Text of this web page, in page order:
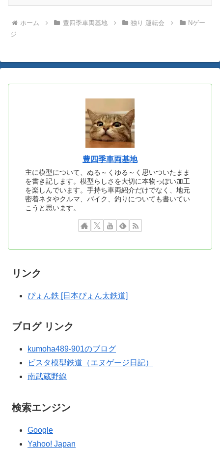
ホーム 豊四季車両基地 独り 運転会
Nゲー
ジ
豊四季車両基地
主に模型について、ぬる～くゆる～く思いついたまま
を書き記します。模型らしさを大切に本物っぽい加工
を楽しんでいます。手持ち車両紹介だけでなく、地元
密着ネタやクルマ、バイク、釣りについても書いてい
こうと思います。
リンク
ぴょん鉄 [日本ぴょん太鉄道]
ブログ リンク
kumoha489-901のブログ
ビスタ模型鉄道（エヌゲージ日記）
南武蔵野線
検索エンジン
Google
Yahoo! Japan